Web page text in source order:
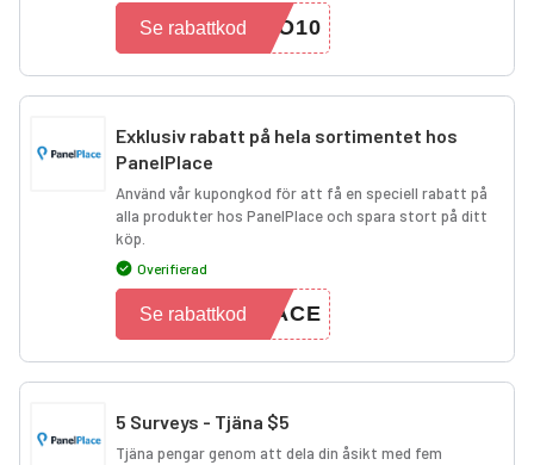
RO10
Se rabattkod
Exklusiv rabatt på hela sortimentet hos
PanelPlace
Använd vår kupongkod för att få en speciell rabatt på
alla produkter hos PanelPlace och spara stort på ditt
köp.
Overifierad
LACE
Se rabattkod
5 Surveys - Tjäna $5
Tjäna pengar genom att dela din åsikt med fem